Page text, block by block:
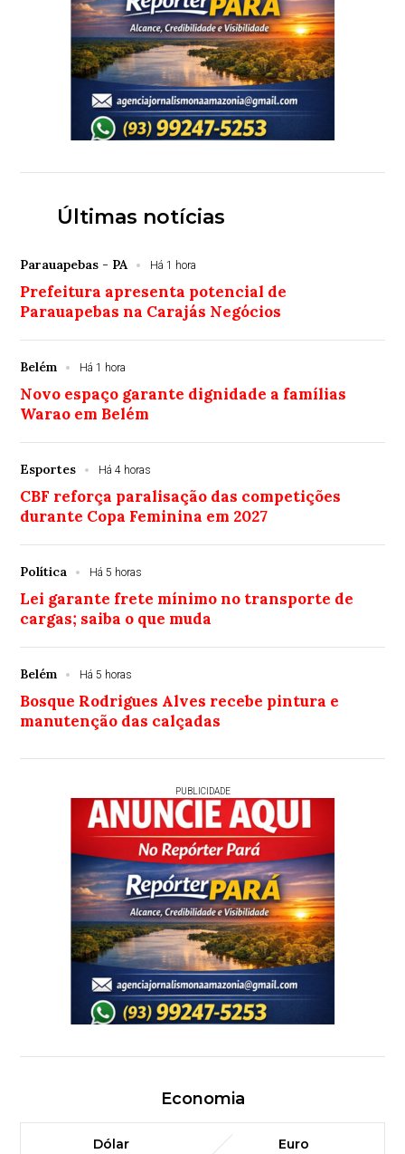
Últimas notícias
Parauapebas - PA Há 1 hora
Prefeitura apresenta potencial de
Parauapebas na Carajás Negócios
Belém Há 1 hora
Novo espaço garante dignidade a famílias
Warao em Belém
Esportes Há 4 horas
CBF reforça paralisação das competições
durante Copa Feminina em 2027
Política Há 5 horas
Lei garante frete mínimo no transporte de
cargas; saiba o que muda
Belém Há 5 horas
Bosque Rodrigues Alves recebe pintura e
manutenção das calçadas
PUBLICIDADE
Economia
Dólar Euro